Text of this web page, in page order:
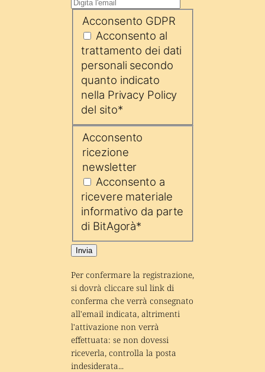
Acconsento GDPR
Acconsento al
trattamento dei dati
personali secondo
quanto indicato
nella Privacy Policy
del sito*
Acconsento
ricezione
newsletter
Acconsento a
ricevere materiale
informativo da parte
di BitAgorà*
Invia
Per confermare la registrazione,
si dovrà cliccare sul link di
conferma che verrà consegnato
all'email indicata, altrimenti
l'attivazione non verrà
effettuata: se non dovessi
riceverla, controlla la posta
indesiderata...